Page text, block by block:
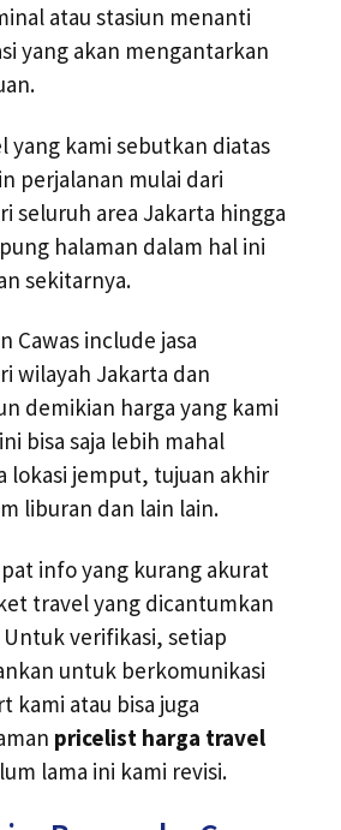
atau stasiun menanti
yang akan mengantarkan
yang kami sebutkan diatas
perjalanan mulai dari
seluruh area Jakarta hingga
halaman dalam hal ini
sekitarnya.
Cawas include jasa
wilayah Jakarta dan
demikian harga yang kami
bisa saja lebih mahal
lokasi jemput, tujuan akhir
liburan dan lain lain.
info yang kurang akurat
travel yang dicantumkan
verifikasi, setiap
untuk berkomunikasi
kami atau bisa juga
pricelist harga travel
lama ini kami revisi.